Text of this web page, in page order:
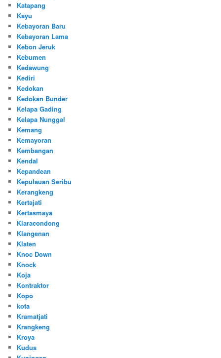
Katapang
Kayu
Kebayoran Baru
Kebayoran Lama
Kebon Jeruk
Kebumen
Kedawung
Kediri
Kedokan
Kedokan Bunder
Kelapa Gading
Kelapa Nunggal
Kemang
Kemayoran
Kembangan
Kendal
Kepandean
Kepulauan Seribu
Kerangkeng
Kertajati
Kertasmaya
Kiaracondong
Klangenan
Klaten
Knoc Down
Knock
Koja
Kontraktor
Kopo
kota
Kramatjati
Krangkeng
Kroya
Kudus